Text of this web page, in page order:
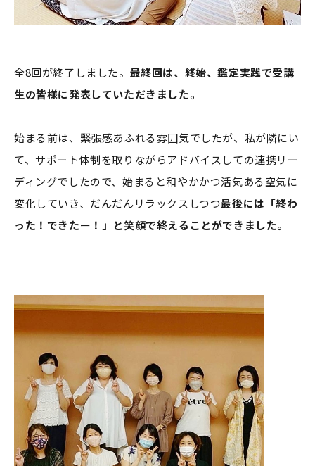
全8回が終了しました。 最終回は、終始、鑑定実践で受講
生の皆様に発表していただきました。
始まる前は、緊張感あふれる雰囲気でしたが、私が隣にい
て、サポート体制を取りながらアドバイスしての連携リー
ディングでしたので、始まると和やかかつ活気ある空気に
変化していき、だんだんリラックスしつつ最後には「終わ
った！できたー！」と笑顔で終えることができました。